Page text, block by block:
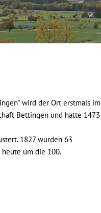
wird der Ort erstmals im
Bettingen und hatte 1473
1827 wurden 63
um die 100.